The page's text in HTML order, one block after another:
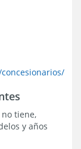
tiene,
y años